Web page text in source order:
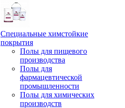
Специальные химстойкие
покрытия
Полы для пищевого
производства
Полы для
фармацевтической
промышленности
Полы для химических
производств